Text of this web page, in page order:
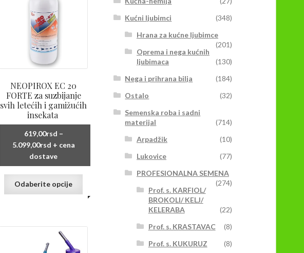
NEOPIROX EC 20
FORTE za suzbijanje
svih letećih i gamižućih
insekata
619,00rsd –
5.099,00rsdRaspon
cena:
od
do
5.099,00rsd
+ cena
dostave
Odaberite opcije
varijanti.
Kućni ljubimci
(348)
Hrana za kućne ljubimce
(201)
Oprema i nega kućnih
ljubimaca
(130)
Nega i prihrana bilja
(184)
Ostalo
(32)
Semenska roba i sadni
materijal
(714)
Arpadžik
(10)
Lukovice
(77)
PROFESIONALNA SEMENA
(274)
Prof. s. KARFIOL/
BROKOLI/ KELJ/
KELERABA
(22)
Prof. s. KRASTAVAC
(8)
Prof. s. KUKURUZ
(8)